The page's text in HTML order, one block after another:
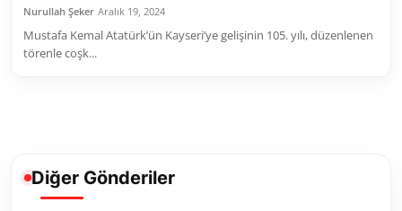
Nurullah Şeker Aralık 19, 2024
Mustafa Kemal Atatürk’ün Kayseri’ye gelişinin 105. yılı, düzenlenen
törenle coşk...
Diğer Gönderiler